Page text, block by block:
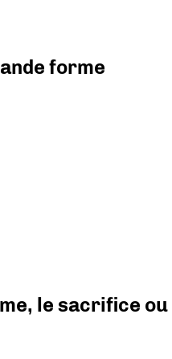
forme
le sacrifice ou